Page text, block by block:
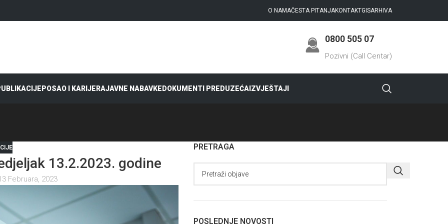
O NAMAČESTA PITANJAKONTAKTGISARHIVA
0800 505 07
Pozivni (Call Centar)
POSAO I KARIJERAJAVNE NABAVKEDOKUMENTI PREDUZEĆAIZVJEŠTAJI
13.2.2023. godine
Februara, 2023
PRETRAGA
POSLEDNJE NOVOSTI